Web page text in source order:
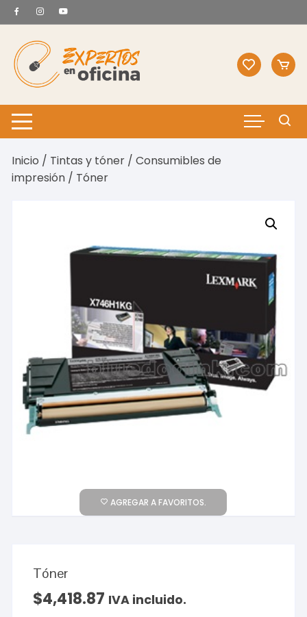
Saltar
al
contenido
Inicio / Tintas y tóner /Consumibles de
impresión / Tóner
AGREGAR A FAVORITOS.
Tóner
$4,418.87 IVA incluido.